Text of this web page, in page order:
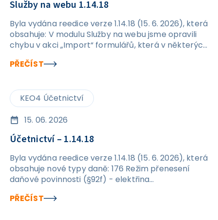
Služby na webu 1.14.18
Byla vydána reedice verze 1.14.18 (15. 6. 2026), která
obsahuje: V modulu Služby na webu jsme opravili
chybu v akci „Import“ formulářů, která v některých
formulářů.
PŘEČÍST
KEO4 Účetnictví
15. 06. 2026
Účetnictví – 1.14.18
Byla vydána reedice verze 1.14.18 (15. 6. 2026), která
obsahuje nové typy daně: 176 Režim přenesení
daňové povinnosti (§92f) - elektřina
(§92f) - elektřina
PŘEČÍST